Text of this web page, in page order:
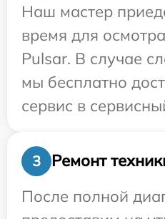
Наш мастер
время для
Pulsar. В случае
мы бесплатно
сервис в
3
Ремонт
После полной